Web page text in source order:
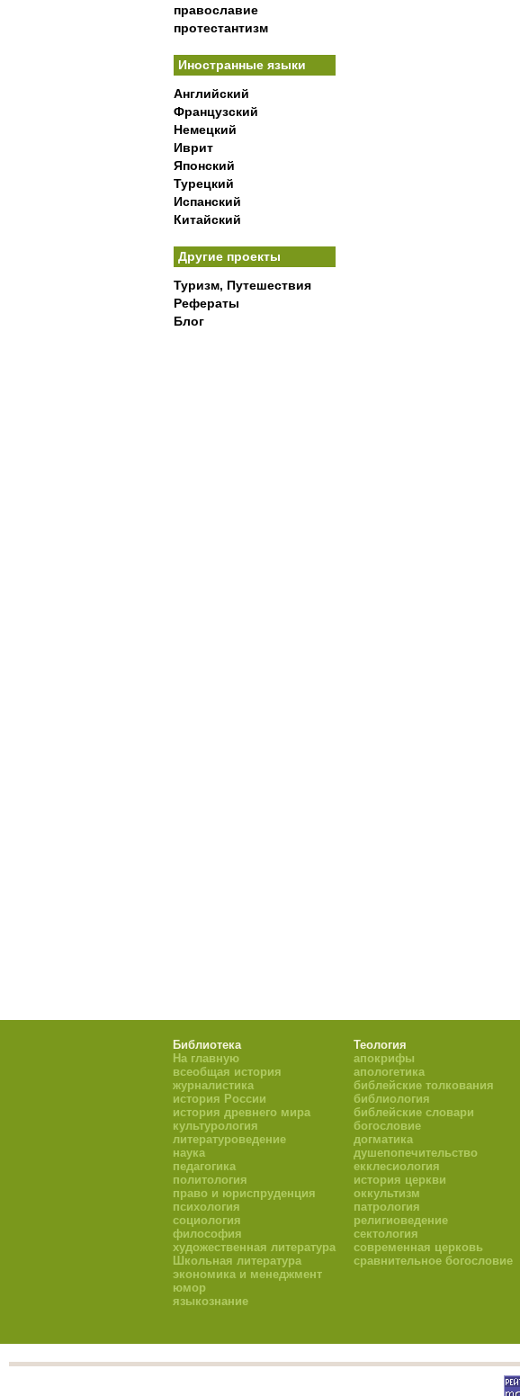
православие
протестантизм
Иностранные языки
Английский
Французский
Немецкий
Иврит
Японский
Турецкий
Испанский
Китайский
Другие проекты
Туризм, Путешествия
Рефераты
Блог
Библиотека
На главную
всеобщая история
журналистика
история России
история древнего мира
культурология
литературоведение
наука
педагогика
политология
право и юриспруденция
психология
социология
философия
художественная литература
Школьная литература
экономика и менеджмент
юмор
языкознание
Теология
апокрифы
апологетика
библейские толкования
библиология
библейские словари
богословие
догматика
душепопечительство
екклесиология
история церкви
оккультизм
патрология
религиоведение
сектология
современная церковь
сравнительное богословие